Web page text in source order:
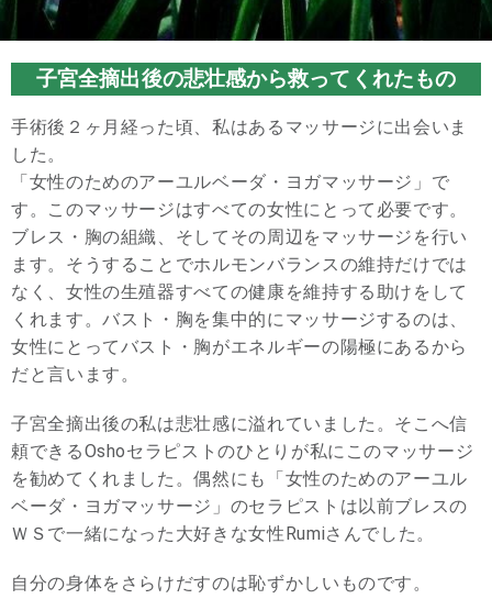
子宮全摘出後の悲壮感から救ってくれたもの
手術後２ヶ月経った頃、私はあるマッサージに出会いま
した。
「女性のためのアーユルベーダ・ヨガマッサージ」で
す。このマッサージはすべての女性にとって必要です。
ブレス・胸の組織、そしてその周辺をマッサージを行い
ます。そうすることでホルモンバランスの維持だけでは
なく、女性の生殖器すべての健康を維持する助けをして
くれます。バスト・胸を集中的にマッサージするのは、
女性にとってバスト・胸がエネルギーの陽極にあるから
だと言います。
子宮全摘出後の私は悲壮感に溢れていました。そこへ信
頼できるOshoセラピストのひとりが私にこのマッサージ
を勧めてくれました。偶然にも「女性のためのアーユル
ベーダ・ヨガマッサージ」のセラピストは以前ブレスの
ＷＳで一緒になった大好きな女性Rumiさんでした。
自分の身体をさらけだすのは恥ずかしいものです。